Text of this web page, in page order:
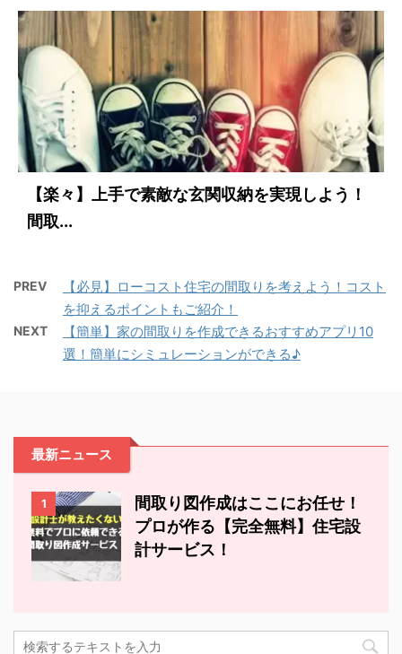
【楽々】上手で素敵な玄関収納を実現しよう！
間取...
PREV
【必見】ローコスト住宅の間取りを考えよう！コスト
を抑えるポイントもご紹介！
NEXT
【簡単】家の間取りを作成できるおすすめアプリ10
選！簡単にシミュレーションができる♪
最新ニュース
1
間取り図作成はここにお任せ！
プロが作る【完全無料】住宅設
計サービス！